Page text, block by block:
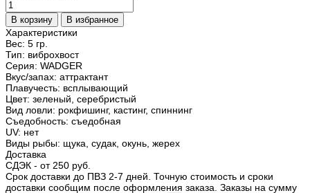
Характеристики
Вес: 5 гр.
Тип: виброхвост
Серия: WADGER
Вкус/запах: аттрактант
Плавучесть: всплывающий
Цвет: зеленый, серебристый
Вид ловли: рокфишинг, кастинг, спиннинг
Съедобность: съедобная
UV: нет
Виды рыбы: щука, судак, окунь, жерех
Доставка
СДЭК - от 250 руб.
Срок доставки до ПВЗ 2-7 дней. Точную стоимость и сроки
доставки сообщим после оформления заказа. Заказы на сумму